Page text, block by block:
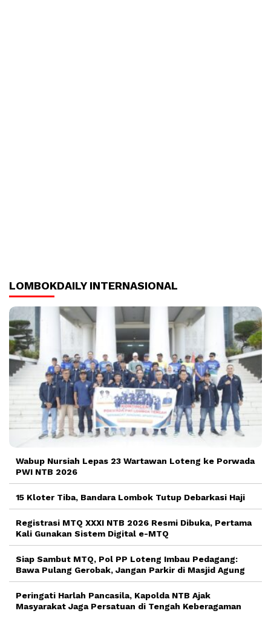
LOMBOKDAILY INTERNASIONAL
Wabup Nursiah Lepas 23 Wartawan Loteng ke Porwada
PWI NTB 2026
15 Kloter Tiba, Bandara Lombok Tutup Debarkasi Haji
Registrasi MTQ XXXI NTB 2026 Resmi Dibuka, Pertama
Kali Gunakan Sistem Digital e-MTQ
Siap Sambut MTQ, Pol PP Loteng Imbau Pedagang:
Bawa Pulang Gerobak, Jangan Parkir di Masjid Agung
Peringati Harlah Pancasila, Kapolda NTB Ajak
Masyarakat Jaga Persatuan di Tengah Keberagaman